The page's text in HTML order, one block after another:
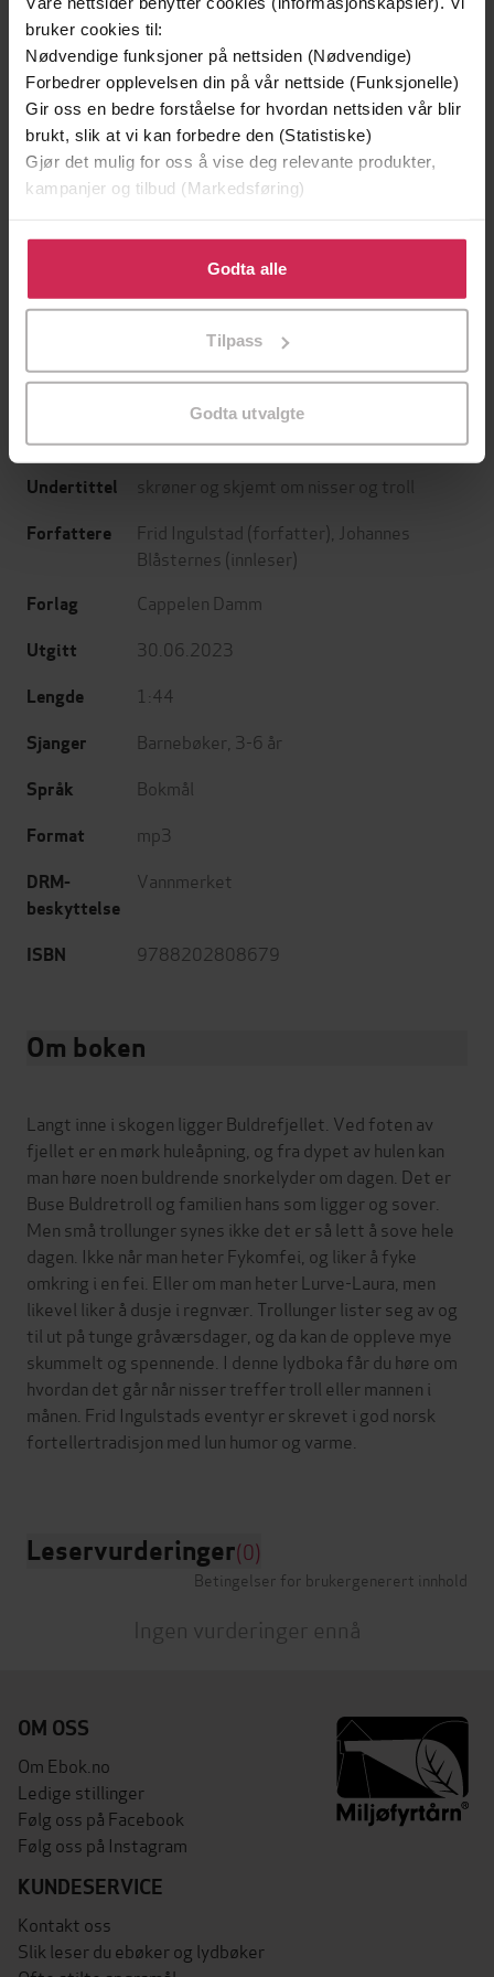
bruker cookies til:
Nødvendige funksjoner på nettsiden (Nødvendige)
Forbedrer opplevelsen din på vår nettside (Funksjonelle)
Gir oss en bedre forståelse for hvordan nettsiden vår blir
brukt, slik at vi kan forbedre den (Statistiske)
Gjør det mulig for oss å vise deg relevante produkter,
kampanjer og tilbud (Markedsføring)
Klikk på «Godta alle» for å gi oss ditt samtykke til å
bruke cookies for alle disse formålene. Du kan også
tilpasse ditt samtykke til spesifikke formål ved å klikke
Godta alle
Tilpass
Godta utvalgte
Minnesota
Utskudd
Undertittel skrøner og skjemt om nisser og troll
Forfattere Frid Ingulstad (forfatter), Johannes
Blåsternes (innleser)
Forlag Cappelen Damm
Utgitt 30.06.2023
Lengde 1:44
Sjanger Barnebøker 3-6 år
Språk Bokmål
Format mp3
DRM-
beskyttelse
Vannmerket
ISBN 9788202808679
Om boken
Langt inne i skogen ligger Buldrefjellet. Ved foten av
fjellet er en mørk huleåpning, og fra dypet av hulen kan
man høre noen buldrende snorkelyder om dagen. Det er
Buse Buldretroll og familien hans som ligger og sover.
Men små trollunger synes ikke det er så lett å sove hele
dagen. Ikke når man heter Fykomfei, og liker å fyke
omkring i en fei. Eller om man heter Lurve-Laura, men
likevel liker å dusje i regnvær. Trollunger lister seg av og
til ut på tunge gråværsdager, og da kan de oppleve mye
skummelt og spennende. I denne lydboka får du høre om
hvordan det går når nisser treffer troll eller mannen i
månen. Frid Ingulstads eventyr er skrevet i god norsk
fortellertradisjon med lun humor og varme.
Leservurderinger(0)
Betingelser for brukergenerert innhold
Ingen vurderinger ennå
OM OSS
Om Ebok.no
Ledige stillinger
Følg oss på Facebook
Følg oss på Instagram
KUNDESERVICE
Kontakt oss
Slik leser du ebøker og lydbøker